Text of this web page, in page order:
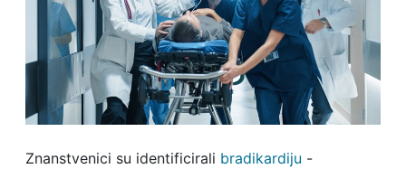
Znanstvenici su identificirali bradikardiju -